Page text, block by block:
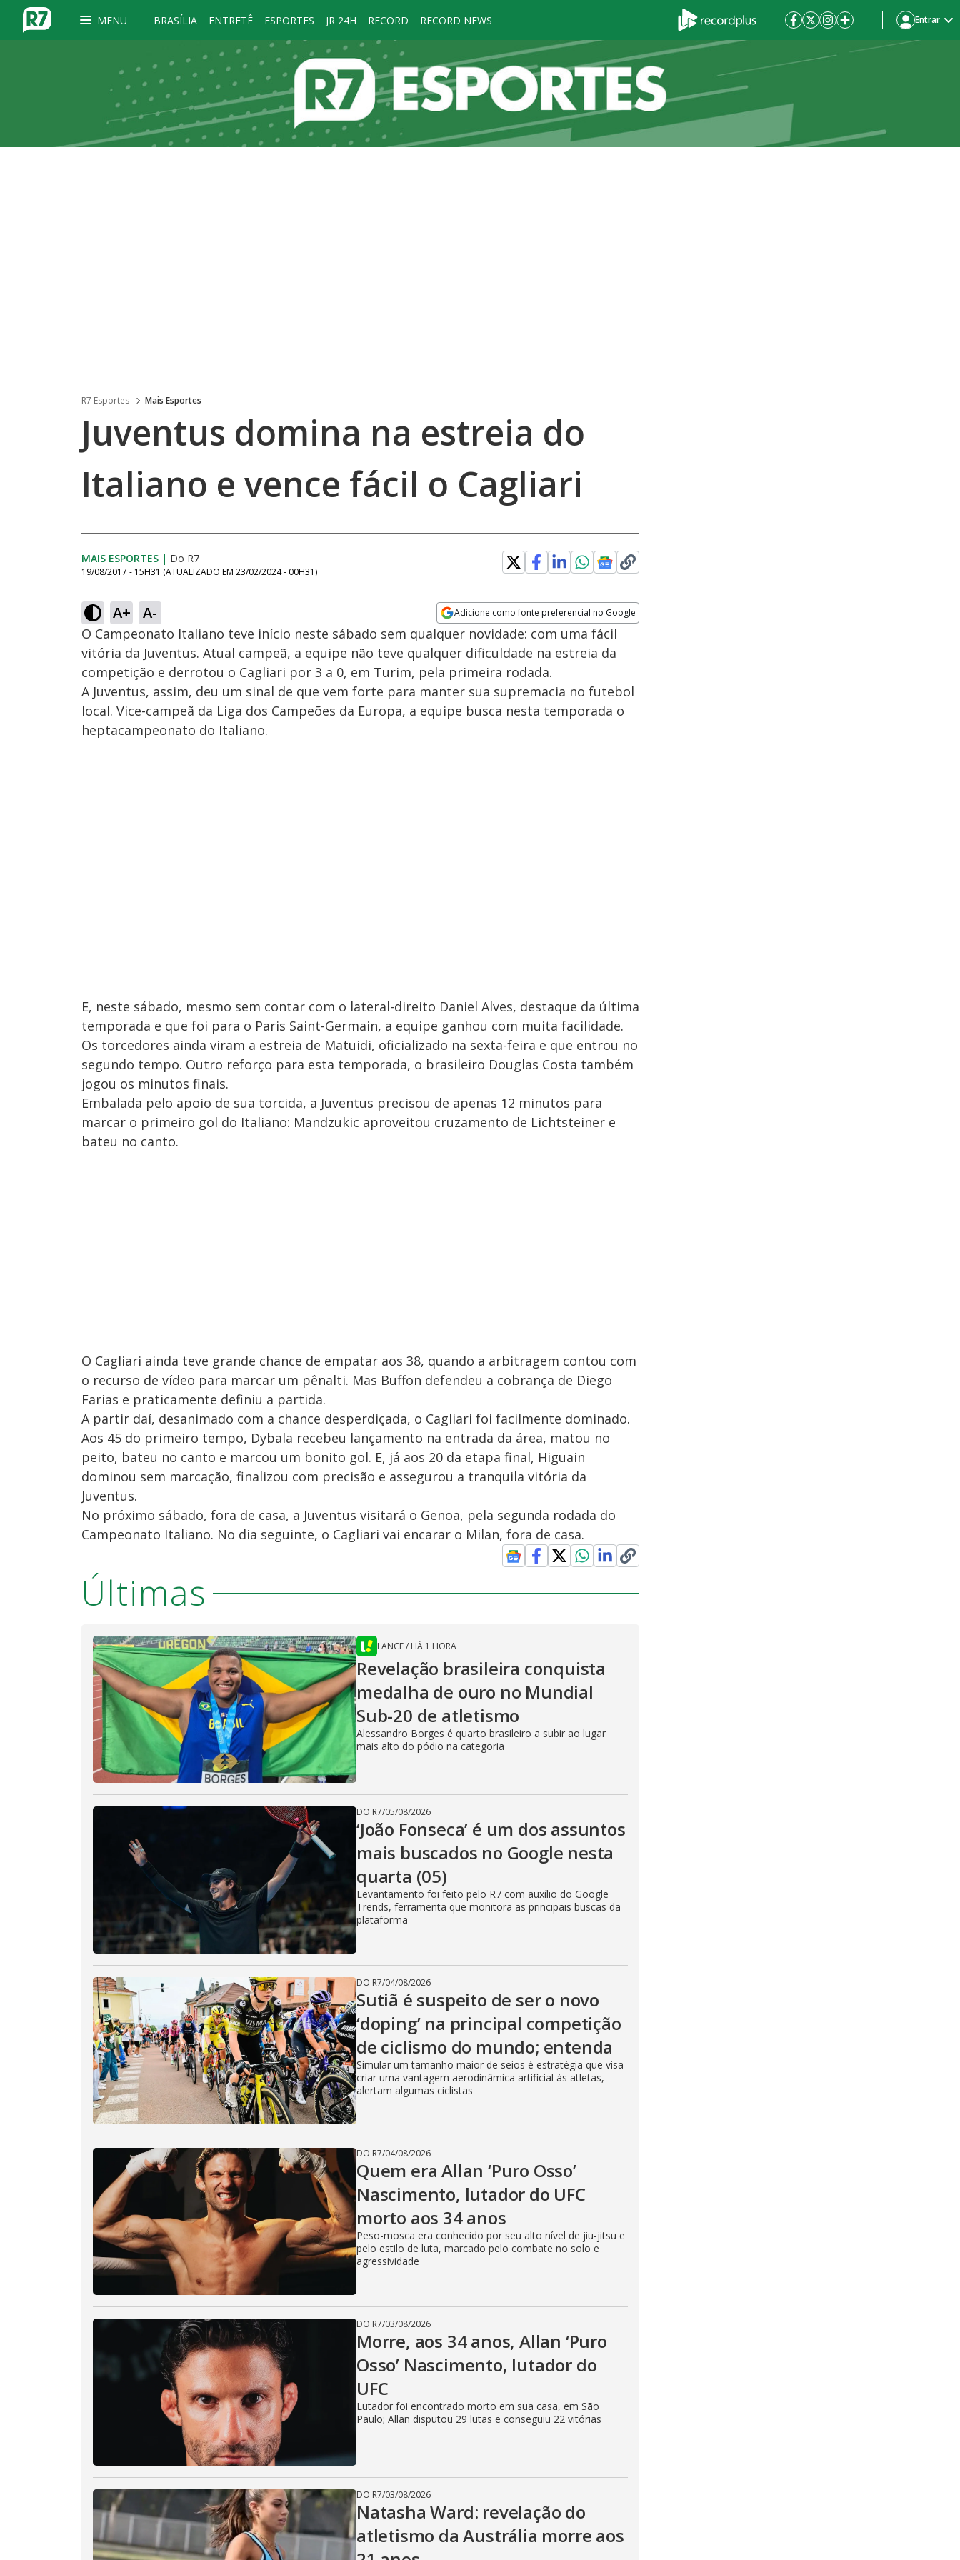
MENU BRASÍLIA ENTRETÊ ESPORTES JR 24H RECORD RECORD NEWS Entrar
R7 Esportes Mais Esportes
Juventus domina na estreia do
Italiano e vence fácil o Cagliari
MAIS ESPORTES | Do R7
19/08/2017 - 15H31 (ATUALIZADO EM 23/02/2024 - 00H31)
A+ A- Adicione como fonte preferencial no Google
Opens in new window
O Campeonato Italiano teve início neste sábado sem qualquer novidade: com uma fácil
vitória da Juventus. Atual campeã, a equipe não teve qualquer dificuldade na estreia da
competição e derrotou o Cagliari por 3 a 0, em Turim, pela primeira rodada.
A Juventus, assim, deu um sinal de que vem forte para manter sua supremacia no futebol
local. Vice-campeã da Liga dos Campeões da Europa, a equipe busca nesta temporada o
heptacampeonato do Italiano.
E, neste sábado, mesmo sem contar com o lateral-direito Daniel Alves, destaque da última
temporada e que foi para o Paris Saint-Germain, a equipe ganhou com muita facilidade.
Os torcedores ainda viram a estreia de Matuidi, oficializado na sexta-feira e que entrou no
segundo tempo. Outro reforço para esta temporada, o brasileiro Douglas Costa também
jogou os minutos finais.
Embalada pelo apoio de sua torcida, a Juventus precisou de apenas 12 minutos para
marcar o primeiro gol do Italiano: Mandzukic aproveitou cruzamento de Lichtsteiner e
bateu no canto.
O Cagliari ainda teve grande chance de empatar aos 38, quando a arbitragem contou com
o recurso de vídeo para marcar um pênalti. Mas Buffon defendeu a cobrança de Diego
Farias e praticamente definiu a partida.
A partir daí, desanimado com a chance desperdiçada, o Cagliari foi facilmente dominado.
Aos 45 do primeiro tempo, Dybala recebeu lançamento na entrada da área, matou no
peito, bateu no canto e marcou um bonito gol. E, já aos 20 da etapa final, Higuain
dominou sem marcação, finalizou com precisão e assegurou a tranquila vitória da
Juventus.
No próximo sábado, fora de casa, a Juventus visitará o Genoa, pela segunda rodada do
Campeonato Italiano. No dia seguinte, o Cagliari vai encarar o Milan, fora de casa.
Últimas
LANCE/ HÁ 1 HORA
Revelação brasileira conquista
medalha de ouro no Mundial
Sub-20 de atletismo
Alessandro Borges é quarto brasileiro a subir ao lugar
mais alto do pódio na categoria
DO R7/05/08/2026
‘João Fonseca’ é um dos assuntos
mais buscados no Google nesta
quarta (05)
Levantamento foi feito pelo R7 com auxílio do Google
Trends, ferramenta que monitora as principais buscas da
plataforma
DO R7/04/08/2026
Sutiã é suspeito de ser o novo
‘doping’ na principal competição
de ciclismo do mundo; entenda
Simular um tamanho maior de seios é estratégia que visa
criar uma vantagem aerodinâmica artificial às atletas,
alertam algumas ciclistas
DO R7/04/08/2026
Quem era Allan ‘Puro Osso’
Nascimento, lutador do UFC
morto aos 34 anos
Peso-mosca era conhecido por seu alto nível de jiu-jitsu e
pelo estilo de luta, marcado pelo combate no solo e
agressividade
DO R7/03/08/2026
Morre, aos 34 anos, Allan ‘Puro
Osso’ Nascimento, lutador do
UFC
Lutador foi encontrado morto em sua casa, em São
Paulo; Allan disputou 29 lutas e conseguiu 22 vitórias
DO R7/03/08/2026
Natasha Ward: revelação do
atletismo da Austrália morre aos